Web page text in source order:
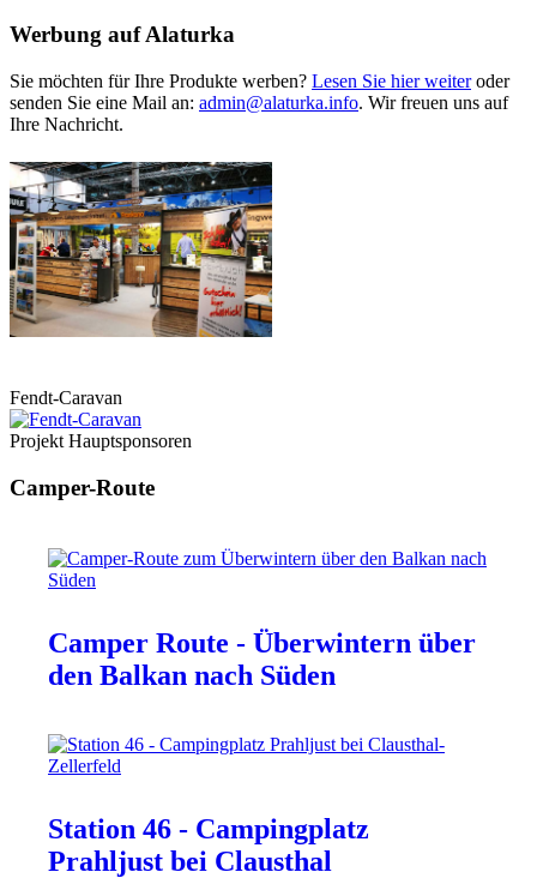
Werbung auf Alaturka
Sie möchten für Ihre Produkte werben? Lesen Sie hier weiteroder
senden Sie eine Mail an: admin@alaturka.info. Wir freuen uns auf
Ihre Nachricht.
Fendt-Caravan
Projekt Hauptsponsoren
Camper-Route
Camper Route - Überwintern über
den Balkan nach Süden
Station 46 - Campingplatz
Prahljust bei Clausthal